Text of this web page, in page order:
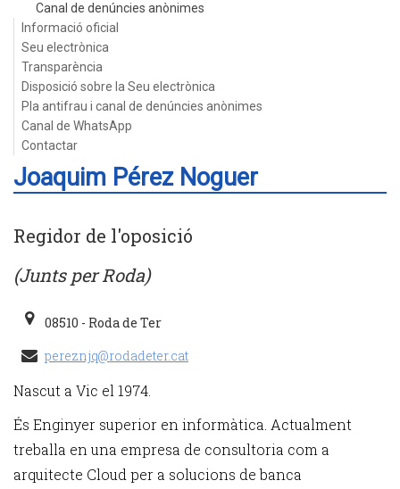
Canal de denúncies anònimes
Informació oficial
Seu electrònica
Transparència
Disposició sobre la Seu electrònica
Pla antifrau i canal de denúncies anònimes
Canal de WhatsApp
Contactar
Joaquim Pérez Noguer
Regidor de l'oposició
(Junts per Roda)
08510 - Roda de Ter
pereznjq@rodadeter.cat
Nascut a Vic el 1974.
És Enginyer superior en informàtica. Actualment
treballa en una empresa de consultoria com a
arquitecte Cloud per a solucions de banca